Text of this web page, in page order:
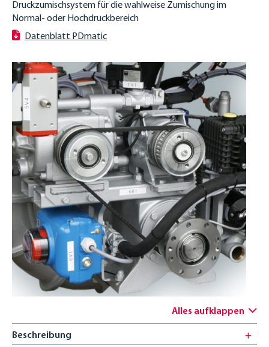
Offene Stellen
KONTAKT
DEUTSCH
ENGLISH
Druckzumischsystem für die wahlweise Zumischung im
Normal- oder Hochdruckbereich
Datenblatt PDmatic
Alles aufklappen
Beschreibung